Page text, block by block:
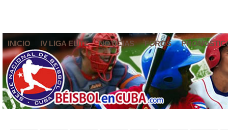
INICIO IV LIGA ELITE NOTICIAS FOROS